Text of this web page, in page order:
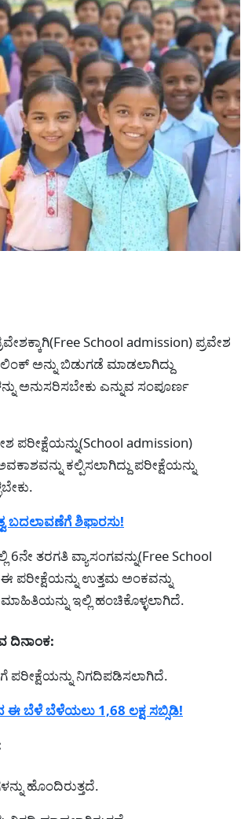
School admission) ಪ್ರವೇಶ
ಅನ್ನು ಬಿಡುಗಡೆ ಮಾಡಲಾಗಿದ್ದು
ಅನುಸರಿಸಬೇಕು ಎನ್ನುವ ಸಂಪೂರ್ಣ
ಪರೀಕ್ಷೆಯನ್ನು(School admission)
ಕಲ್ಪಿಸಲಾಗಿದ್ದು ಪರೀಕ್ಷೆಯನ್ನು
ಶಿಫಾರಸು!
ತರಗತಿ ವ್ಯಾಸಂಗವನ್ನು(Free School
ಪರೀಕ್ಷೆಯನ್ನು ಉತ್ತಮ ಅಂಕವನ್ನು
ಇಲ್ಲಿ ಹಂಚಿಕೊಳ್ಳಲಾಗಿದೆ.
ದಿನಾಂಕ:
ಪರೀಕ್ಷೆಯನ್ನು ನಿಗದಿಪಡಿಸಲಾಗಿದೆ.
ಬೆಳೆ ಬೆಳೆಯಲು 1,68 ಲಕ್ಷ ಸಬ್ಸಿಡಿ!
ಹೊಂದಿರುತ್ತದೆ.